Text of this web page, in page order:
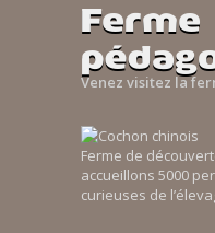
Ferme
Venez visitez la
Ferme de
accueillons 5000
curieuses de